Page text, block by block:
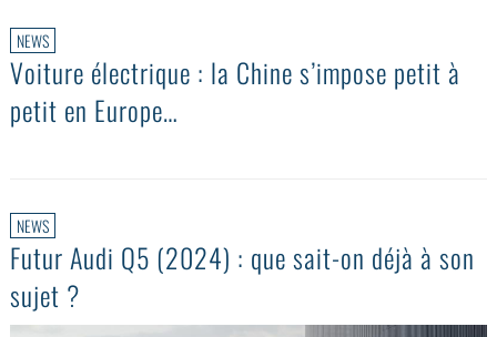
NEWS
Voiture électrique : la Chine s’impose petit à
petit en Europe…
NEWS
Futur Audi Q5 (2024) : que sait-on déjà à son
sujet ?